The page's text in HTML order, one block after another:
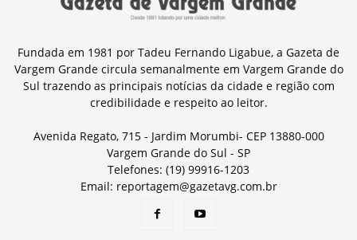
Fundada em 1981 por Tadeu Fernando Ligabue, a Gazeta de
Vargem Grande circula semanalmente em Vargem Grande do
Sul trazendo as principais notícias da cidade e região com
credibilidade e respeito ao leitor.
Avenida Regato, 715 - Jardim Morumbi- CEP 13880-000
Vargem Grande do Sul - SP
Telefones: (19) 99916-1203
Email: reportagem@gazetavg.com.br